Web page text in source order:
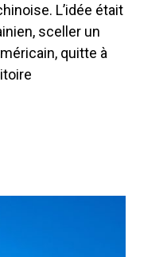
L’idée était
sceller un
quitte à